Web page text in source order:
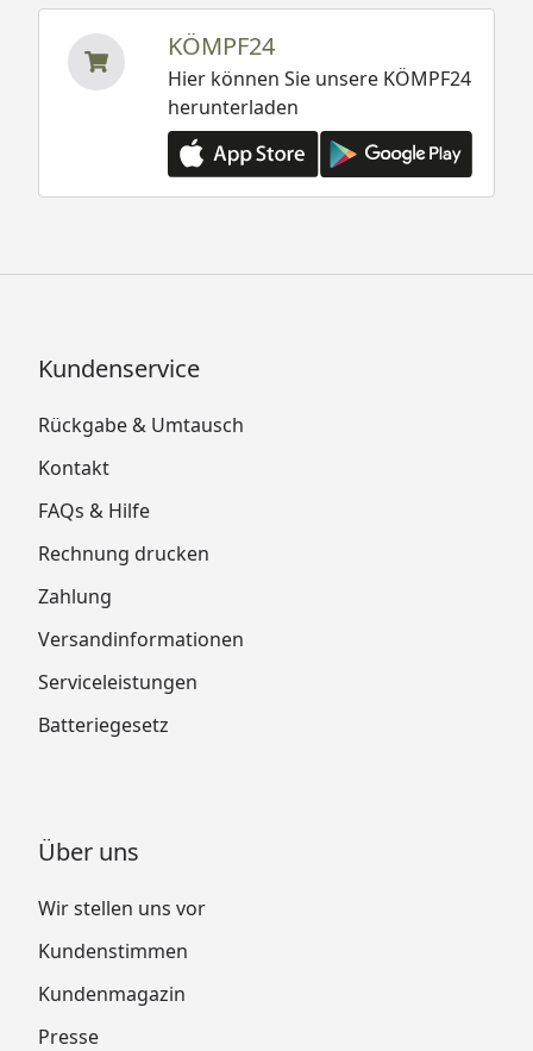
KÖMPF24
Hier können Sie unsere KÖMPF24
herunterladen
Kundenservice
Rückgabe & Umtausch
Kontakt
FAQs & Hilfe
Rechnung drucken
Zahlung
Versandinformationen
Serviceleistungen
Batteriegesetz
Über uns
Wir stellen uns vor
Kundenstimmen
Kundenmagazin
Presse